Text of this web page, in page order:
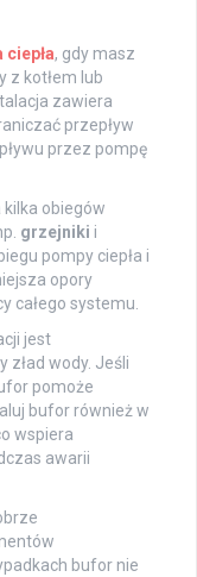
ciepła, gdy masz
z kotłem lub
zawiera
przepływ
przez pompę
obiegów
grzejniki i
pompy ciepła i
opory
całego systemu.
jest
zład wody. Jeśli
pomoże
bufor również w
wspiera
awarii
bufor nie